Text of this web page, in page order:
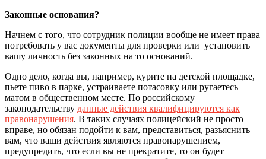
Законные основания?
Начнем с того, что сотрудник полиции вообще не имеет права
потребовать у вас документы для проверки или установить
вашу личность без законных на то оснований.
Одно дело, когда вы, например, курите на детской площадке,
пьете пиво в парке, устраиваете потасовку или ругаетесь
матом в общественном месте. По российскому
законодательству данные действия квалифицируются как
правонарушения. В таких случаях полицейский не просто
вправе, но обязан подойти к вам, представиться, разъяснить
вам, что ваши действия являются правонарушением,
предупредить, что если вы не прекратите, то он будет